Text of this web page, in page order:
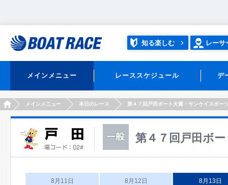
知る楽しむ レーサ
メインメニュー レーススケジュール デ
HOMEメインメニュー 本日のレース 第４７回戸田ボート大賞・サンケイスポー
第４７回戸田ボ
8月11日 8月12日 8月13日